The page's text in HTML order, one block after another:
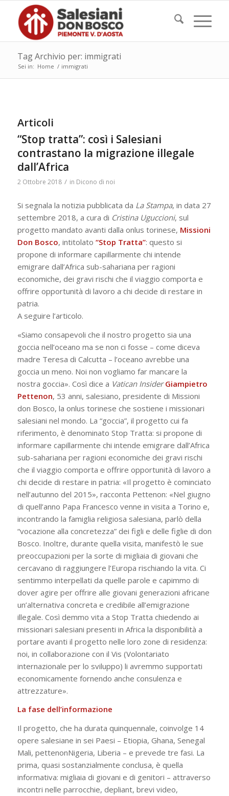
Tag Archivio per: immigrati
Sei in: Home / immigrati
Articoli
“Stop tratta”: così i Salesiani
contrastano la migrazione illegale
dall’Africa
2 Ottobre 2018 / in Dicono di noi
Si segnala la notizia pubblicata da La Stampa, in data 27
settembre 2018, a cura di Cristina Uguccioni, sul
progetto mandato avanti dalla onlus torinese, Missioni
Don Bosco, intitolato “Stop Tratta”: questo si
propone di informare capillarmente chi intende
emigrare dall’Africa sub-sahariana per ragioni
economiche, dei gravi rischi che il viaggio comporta e
offrire opportunità di lavoro a chi decide di restare in
patria.
A seguire l’articolo.
«Siamo consapevoli che il nostro progetto sia una
goccia nell’oceano ma se non ci fosse – come diceva
madre Teresa di Calcutta – l’oceano avrebbe una
goccia un meno. Noi non vogliamo far mancare la
nostra goccia». Così dice a Vatican Insider Giampietro
Pettenon, 53 anni, salesiano, presidente di Missioni
don Bosco, la onlus torinese che sostiene i missionari
salesiani nel mondo. La “goccia”, il progetto cui fa
riferimento, è denominato Stop Tratta: si propone di
informare capillarmente chi intende emigrare dall’Africa
sub-sahariana per ragioni economiche dei gravi rischi
che il viaggio comporta e offrire opportunità di lavoro a
chi decide di restare in patria: «Il progetto è cominciato
nell’autunno del 2015», racconta Pettenon: «Nel giugno
di quell’anno Papa Francesco venne in visita a Torino e,
incontrando la famiglia religiosa salesiana, parlò della
“vocazione alla concretezza” dei figli e delle figlie di don
Bosco. Inoltre, durante quella visita, manifestò le sue
preoccupazioni per la sorte di migliaia di giovani che
cercavano di raggiungere l’Europa rischiando la vita. Ci
sentimmo interpellati da quelle parole e capimmo di
dover agire per offrire alle giovani generazioni africane
un’alternativa concreta e credibile all’emigrazione
illegale. Così demmo vita a Stop Tratta chiedendo ai
missionari salesiani presenti in Africa la disponibilità a
portare avanti il progetto nelle loro zone di residenza:
noi, in collaborazione con il Vis (Volontariato
internazionale per lo sviluppo) li avremmo supportati
economicamente fornendo anche consulenza e
attrezzature».
La fase dell’informazione
Il progetto, che ha durata quinquennale, coinvolge 14
opere salesiane in sei Paesi – Etiopia, Ghana, Senegal
Mali, pettenonNigeria, Liberia – e prevede tre fasi. La
prima, quasi sostanzialmente conclusa, è quella
informativa: migliaia di giovani e di genitori – attraverso
incontri nelle parrocchie, depliant, brevi video,